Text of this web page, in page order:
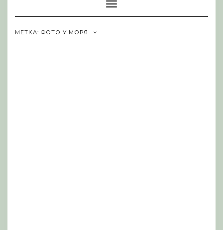
Toggle
Navigation
МЕТКА: ФОТО У МОРЯ